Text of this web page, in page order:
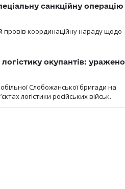
санкційну операцію
координаційну нараду щодо
окупантів: уражено
Слобожанської бригади на
логістики російських військ.